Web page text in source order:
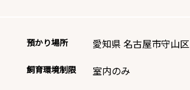
預かり場所 愛知県 名古屋市守山区
飼育環境制限 室内のみ